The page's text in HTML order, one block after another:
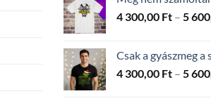
4 300,00 Ft – 5
Csak a gyászmeg
4 300,00 Ft – 5